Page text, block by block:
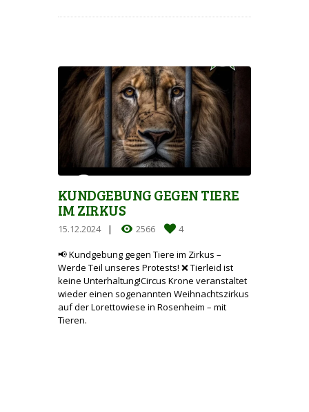
KUNDGEBUNG GEGEN TIERE
IM ZIRKUS
15.12.2024 2566 4
📢 Kundgebung gegen Tiere im Zirkus –
Werde Teil unseres Protests! ❌ Tierleid ist
keine Unterhaltung!Circus Krone veranstaltet
wieder einen sogenannten Weihnachtszirkus
auf der Lorettowiese in Rosenheim – mit
Tieren.